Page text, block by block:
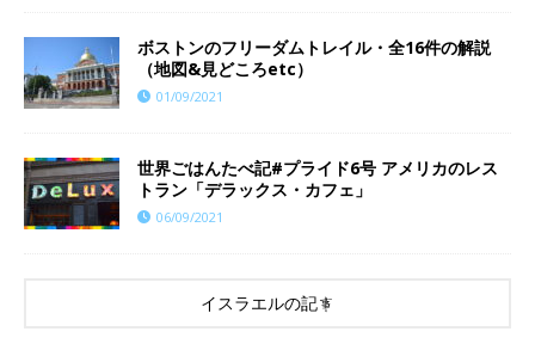
ボストンのフリーダムトレイル・全16件の解説
（地図&見どころetc）
01/09/2021
世界ごはんたべ記#プライド6号 アメリカのレス
トラン「デラックス・カフェ」
06/09/2021
イスラエルの記事